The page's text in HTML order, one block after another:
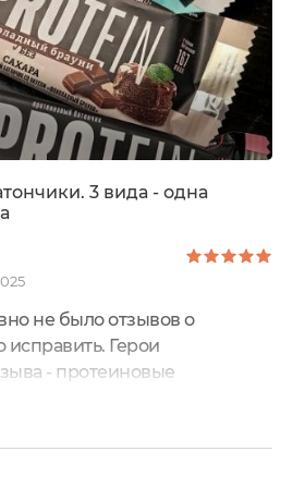
3 вида - одна
не было отзывов о
исправить. Герои
- протеиновые
Шоколадный
Bionova®, весом 50 гр. И